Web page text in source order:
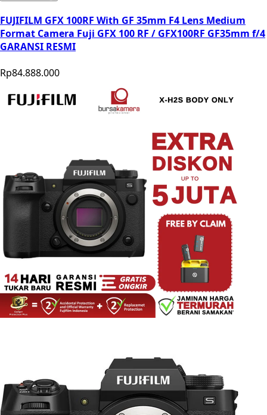
FUJIFILM GFX 100RF With GF 35mm F4 Lens Medium
Format Camera Fuji GFX 100 RF / GFX100RF GF35mm f/4
GARANSI RESMI
Rp84.888.000